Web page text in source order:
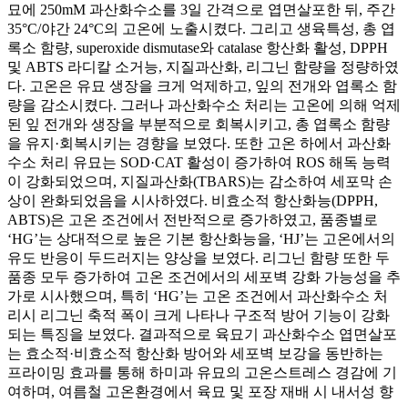
묘에 250mM 과산화수소를 3일 간격으로 엽면살포한 뒤, 주간
35°C/야간 24°C의 고온에 노출시켰다. 그리고 생육특성, 총 엽
록소 함량, superoxide dismutase와 catalase 항산화 활성, DPPH
및 ABTS 라디칼 소거능, 지질과산화, 리그닌 함량을 정량하였
다. 고온은 유묘 생장을 크게 억제하고, 잎의 전개와 엽록소 함
량을 감소시켰다. 그러나 과산화수소 처리는 고온에 의해 억제
된 잎 전개와 생장을 부분적으로 회복시키고, 총 엽록소 함량
을 유지·회복시키는 경향을 보였다. 또한 고온 하에서 과산화
수소 처리 유묘는 SOD·CAT 활성이 증가하여 ROS 해독 능력
이 강화되었으며, 지질과산화(TBARS)는 감소하여 세포막 손
상이 완화되었음을 시사하였다. 비효소적 항산화능(DPPH,
ABTS)은 고온 조건에서 전반적으로 증가하였고, 품종별로
‘HG’는 상대적으로 높은 기본 항산화능을, ‘HJ’는 고온에서의
유도 반응이 두드러지는 양상을 보였다. 리그닌 함량 또한 두
품종 모두 증가하여 고온 조건에서의 세포벽 강화 가능성을 추
가로 시사했으며, 특히 ‘HG’는 고온 조건에서 과산화수소 처
리시 리그닌 축적 폭이 크게 나타나 구조적 방어 기능이 강화
되는 특징을 보였다. 결과적으로 육묘기 과산화수소 엽면살포
는 효소적·비효소적 항산화 방어와 세포벽 보강을 동반하는
프라이밍 효과를 통해 하미과 유묘의 고온스트레스 경감에 기
여하며, 여름철 고온환경에서 육묘 및 포장 재배 시 내서성 향